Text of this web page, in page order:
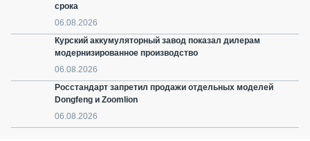
срока
06.08.2026
Курский аккумуляторный завод показал дилерам
модернизированное производство
06.08.2026
Росстандарт запретил продажи отдельных моделей
Dongfeng и Zoomlion
06.08.2026